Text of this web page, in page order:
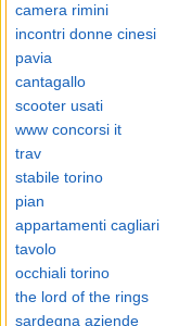
camera rimini
incontri donne cinesi
pavia
cantagallo
scooter usati
www concorsi it
trav
stabile torino
pian
appartamenti cagliari
tavolo
occhiali torino
the lord of the rings
sardegna aziende